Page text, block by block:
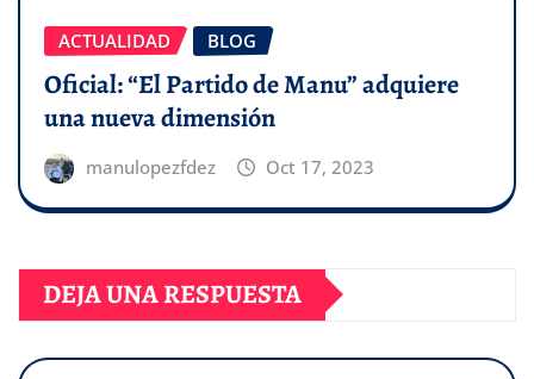
ACTUALIDAD BLOG
Oficial: “El Partido de Manu” adquiere
una nueva dimensión
manulopezfdez Oct 17, 2023
DEJA UNA RESPUESTA